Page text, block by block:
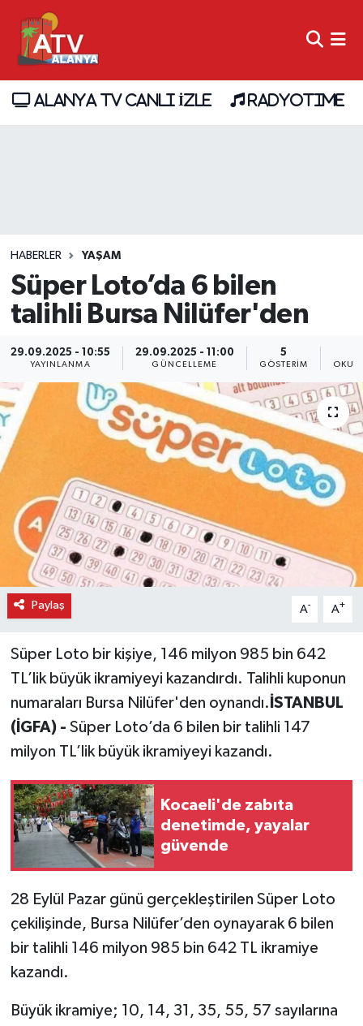
ALANYA TV CANLI İZLE RADYOTIME
HABERLER YAŞAM
Süper Loto’da 6 bilen
talihli Bursa Nilüfer'den
29.09.2025 - 10:55
YAYINLANMA
29.09.2025 - 11:00
GÜNCELLEME
5
GÖSTERIM
Paylaş A- A+
Süper Loto bir kişiye, 146 milyon 985 bin 642
TL’lik büyük ikramiyeyi kazandırdı. Talihli kuponun
numaraları Bursa Nilüfer'den oynandı. İSTANBUL
(İGFA) - Süper Loto’da 6 bilen bir talihli 147
milyon TL’lik büyük ikramiyeyi kazandı.
Kocaeli'de zabıta
denetimde, yayalar
güvende
28 Eylül Pazar günü gerçekleştirilen Süper Loto
çekilişinde, Bursa Nilüfer’den oynayarak 6 bilen
bir talihli 146 milyon 985 bin 642 TL ikramiye
kazandı.
Büyük ikramiye; 10, 14, 31, 35, 55, 57 sayılarına